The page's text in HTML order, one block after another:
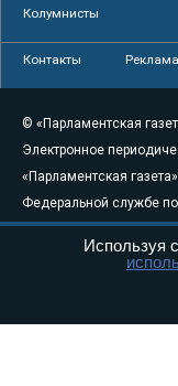
Колумнисты
Контакты Реклама
© «Парламентская
Электронное
«Парламентская
Федеральной службе
связи, информационных
массовых
Свидетельство о
Используя